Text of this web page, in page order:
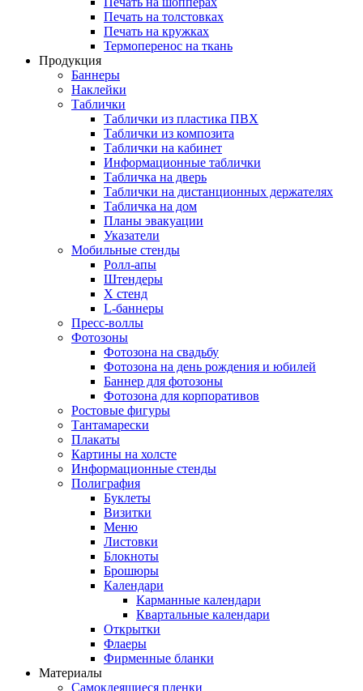
Печать на толстовках
Печать на кружках
Термоперенос на ткань
Продукция
Баннеры
Наклейки
Таблички
Таблички из пластика ПВХ
Таблички из композита
Таблички на кабинет
Информационные таблички
Табличка на дверь
Таблички на дистанционных держателях
Табличка на дом
Планы эвакуации
Указатели
Мобильные стенды
Ролл-апы
Штендеры
Х стенд
L-баннеры
Пресс-воллы
Фотозоны
Фотозона на свадьбу
Фотозона на день рождения и юбилей
Баннер для фотозоны
Фотозона для корпоративов
Ростовые фигуры
Тантамарески
Плакаты
Картины на холсте
Информационные стенды
Полиграфия
Буклеты
Визитки
Меню
Листовки
Блокноты
Брошюры
Календари
Карманные календари
Квартальные календари
Открытки
Флаеры
Фирменные бланки
Материалы
Самоклеящиеся пленки